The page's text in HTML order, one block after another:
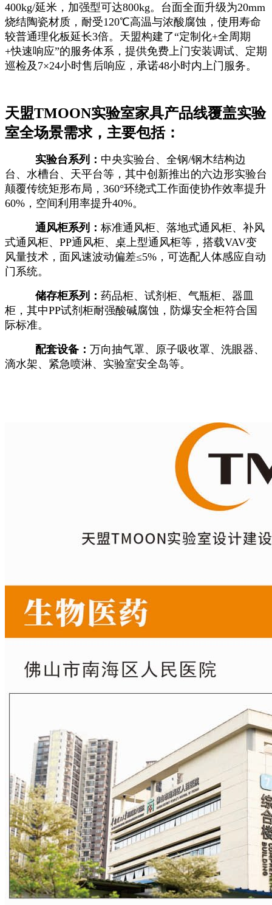
400kg/延米，加强型可达800kg。台面全面升级为20mm
烧结陶瓷材质，耐受120℃高温与浓酸腐蚀，使用寿命
较普通理化板延长3倍。天盟构建了“定制化+全周期
+快速响应”的服务体系，提供免费上门安装调试、定期
巡检及7×24小时售后响应，承诺48小时内上门服务。
天盟TMOON实验室家具产品线覆盖实验
室全场景需求，主要包括：
实验台系列： 中央实验台、全钢/钢木结构边
台、水槽台、天平台等，其中创新推出的六边形实验台
颠覆传统矩形布局，360°环绕式工作面使协作效率提升
60%，空间利用率提升40%。
通风柜系列： 标准通风柜、落地式通风柜、补风
式通风柜、PP通风柜、桌上型通风柜等，搭载VAV变
风量技术，面风速波动偏差≤5%，可选配人体感应自动
门系统。
储存柜系列： 药品柜、试剂柜、气瓶柜、器皿
柜，其中PP试剂柜耐强酸碱腐蚀，防爆安全柜符合国
际标准。
配套设备： 万向抽气罩、原子吸收罩、洗眼器、
滴水架、紧急喷淋、实验室安全岛等。